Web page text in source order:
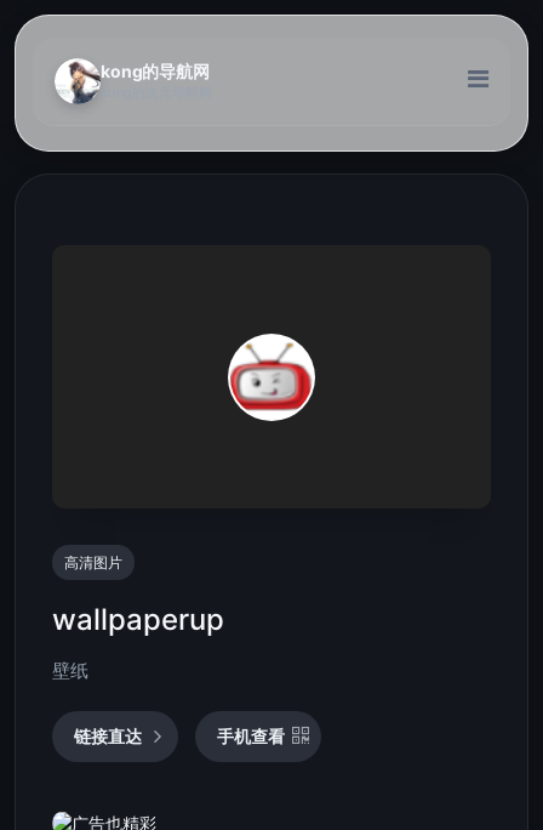
kong的导航网
高清图片
wallpaperup
壁纸
链接直达 手机查看